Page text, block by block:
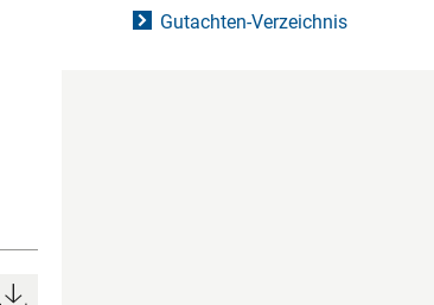
Gutachten-Verzeichnis